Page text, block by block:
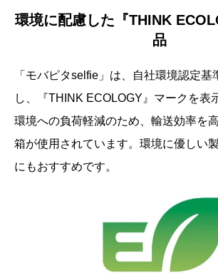
環境に配慮した『THINK
品
「モバピタselfie」は、自社環境認定基
し、『THINK ECOLOGY』マークを表
環境への負荷軽減のため、輸送効率を
箱が使用されています。環境に優しい
にもおすすめです。